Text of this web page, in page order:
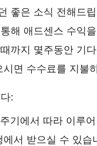
좋은 소식 전해드
해 애드센스 수익
까지 몇주동안 기
면 수수료를 지불
:
기에서 따라 이루
서 받으실 수 있습